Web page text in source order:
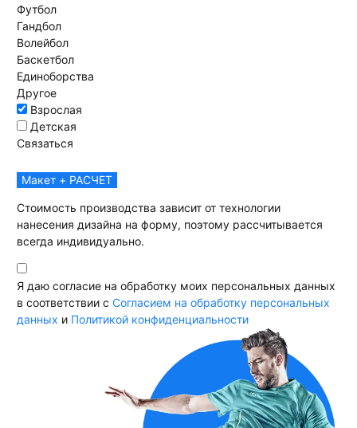
Футбол
Гандбол
Волейбол
Баскетбол
Единоборства
Другое
Взрослая
Детская
Связаться
Макет + РАСЧЕТ
Стоимость производства зависит от технологии
нанесения дизайна на форму, поэтому рассчитывается
всегда индивидуально.
Я даю согласие на обработку моих персональных данных
в соответствии с Согласием на обработку персональных
данных и Политикой конфиденциальности